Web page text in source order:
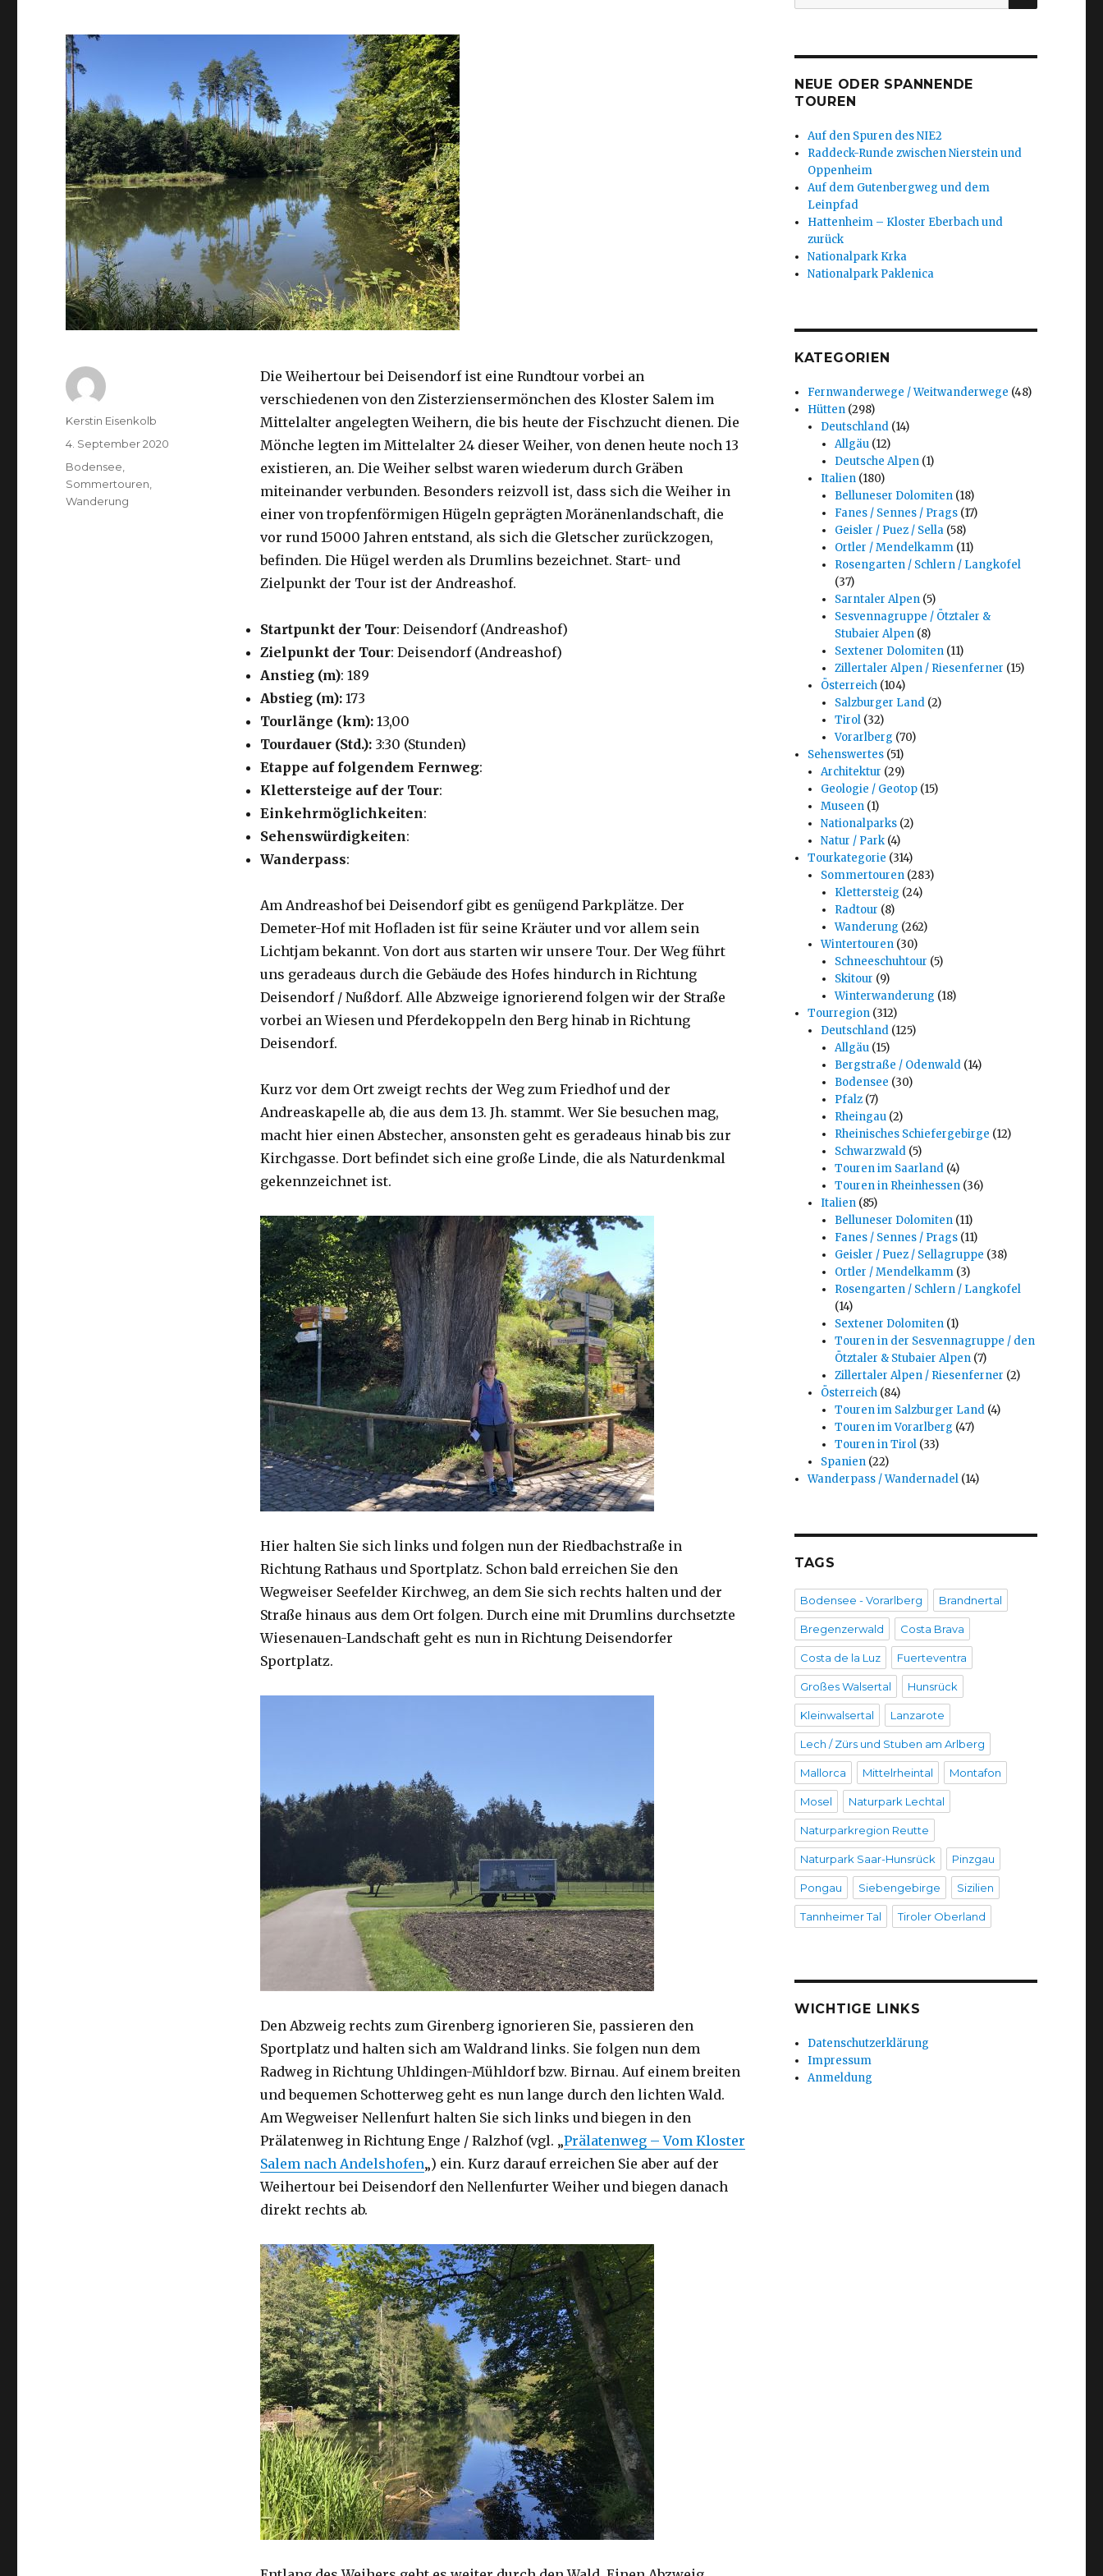
Die Weihertour bei Deisendorf ist eine Rundtour vorbei an
verschiedenen von den Zisterziensermönchen des Kloster Salem im
Mittelalter angelegten Weihern, die bis heute der Fischzucht dienen. Die
Mönche legten im Mittelalter 24 dieser Weiher, von denen heute noch 13
existieren, an. Die Weiher selbst waren wiederum durch Gräben
miteinander verbunden. Besonders reizvoll ist, dass sich die Weiher in
einer von tropfenförmigen Hügeln geprägten Moränenlandschaft, die
vor rund 15000 Jahren entstand, als sich die Gletscher zurückzogen,
befinden. Die Hügel werden als Drumlins bezeichnet. Start- und
Zielpunkt der Tour ist der Andreashof.
Startpunkt der Tour: Deisendorf (Andreashof)
Zielpunkt der Tour: Deisendorf (Andreashof)
Anstieg (m): 189
Abstieg (m):173
Tourlänge (km): 13,00
Tourdauer (Std.):3:30 (Stunden)
Etappe auf folgendem Fernweg:
Klettersteige auf der Tour:
Einkehrmöglichkeiten:
Sehenswürdigkeiten:
Wanderpass:
Am Andreashof bei Deisendorf gibt es genügend Parkplätze. Der
Demeter-Hof mit Hofladen ist für seine Kräuter und vor allem sein
Lichtjam bekannt. Von dort aus starten wir unsere Tour. Der Weg führt
uns geradeaus durch die Gebäude des Hofes hindurch in Richtung
Deisendorf / Nußdorf. Alle Abzweige ignorierend folgen wir der Straße
vorbei an Wiesen und Pferdekoppeln den Berg hinab in Richtung
Deisendorf.
Kurz vor dem Ort zweigt rechts der Weg zum Friedhof und der
Andreaskapelle ab, die aus dem 13. Jh. stammt. Wer Sie besuchen mag,
macht hier einen Abstecher, ansonsten geht es geradeaus hinab bis zur
Kirchgasse. Dort befindet sich eine große Linde, die als Naturdenkmal
gekennzeichnet ist.
Hier halten Sie sich links und folgen nun der Riedbachstraße in
Richtung Rathaus und Sportplatz. Schon bald erreichen Sie den
Wegweiser Seefelder Kirchweg, an dem Sie sich rechts halten und der
Straße hinaus aus dem Ort folgen. Durch eine mit Drumlins durchsetzte
Wiesenauen-Landschaft geht es nun in Richtung Deisendorfer
Sportplatz.
Den Abzweig rechts zum Girenberg ignorieren Sie, passieren den
Sportplatz und halten sich am Waldrand links. Sie folgen nun dem
Radweg in Richtung Uhldingen-Mühldorf bzw. Birnau. Auf einem breiten
und bequemen Schotterweg geht es nun lange durch den lichten Wald.
Am Wegweiser Nellenfurt halten Sie sich links und biegen in den
Prälatenweg in Richtung Enge / Ralzhof (vgl. „Prälatenweg – Vom Kloster
Salem nach Andelshofen„) ein. Kurz darauf erreichen Sie aber auf der
Weihertour bei Deisendorf den Nellenfurter Weiher und biegen danach
direkt rechts ab.
Autor
Kerstin Eisenkolb
Veröffentlicht
4. September 2020
Kategorien
Bodensee
Sommertouren
Wanderung
nach:
NEUE ODER SPANNENDE
TOUREN
Auf den Spuren des NIE2
Raddeck-Runde zwischen Nierstein und
Oppenheim
Auf dem Gutenbergweg und dem
Leinpfad
Hattenheim – Kloster Eberbach und
zurück
Nationalpark Krka
Nationalpark Paklenica
KATEGORIEN
Fernwanderwege / Weitwanderwege (48)
Hütten (298)
Deutschland (14)
Allgäu(12)
Deutsche Alpen(1)
Italien (180)
Belluneser Dolomiten(18)
Fanes / Sennes / Prags(17)
Geisler / Puez / Sella(58)
Ortler / Mendelkamm(11)
Rosengarten / Schlern / Langkofel
(37)
Sarntaler Alpen(5)
Sesvennagruppe / Ötztaler &
Stubaier Alpen(8)
Sextener Dolomiten(11)
Zillertaler Alpen / Riesenferner (15)
Österreich (104)
Salzburger Land(2)
Tirol(32)
Vorarlberg (70)
Sehenswertes (51)
Architektur (29)
Geologie / Geotop (15)
Museen (1)
Nationalparks (2)
Natur / Park (4)
Tourkategorie (314)
Sommertouren (283)
Klettersteig (24)
Radtour (8)
Wanderung (262)
Wintertouren (30)
Schneeschuhtour (5)
Skitour (9)
Winterwanderung (18)
Tourregion (312)
Deutschland (125)
Allgäu(15)
Bergstraße / Odenwald(14)
Bodensee (30)
Pfalz(7)
Rheingau(2)
Rheinisches Schiefergebirge (12)
Schwarzwald(5)
Touren im Saarland(4)
Touren in Rheinhessen(36)
Italien (85)
Belluneser Dolomiten(11)
Fanes / Sennes / Prags(11)
Geisler / Puez / Sellagruppe (38)
Ortler / Mendelkamm(3)
Rosengarten / Schlern / Langkofel
(14)
Sextener Dolomiten(1)
Touren in der Sesvennagruppe / den
Ötztaler & Stubaier Alpen(7)
Zillertaler Alpen / Riesenferner (2)
Österreich (84)
Touren im Salzburger Land(4)
Touren im Vorarlberg (47)
Touren in Tirol(33)
Spanien (22)
Wanderpass / Wandernadel (14)
TAGS
Bodensee - Vorarlberg Brandnertal
Bregenzerwald Costa Brava
Costa de la Luz Fuerteventra
Großes Walsertal Hunsrück
Kleinwalsertal Lanzarote
Lech / Zürs und Stuben am Arlberg
Mallorca Mittelrheintal Montafon
Mosel Naturpark Lechtal
Naturparkregion Reutte
Naturpark Saar-Hunsrück Pinzgau
Pongau Siebengebirge Sizilien
Tannheimer Tal Tiroler Oberland
WICHTIGE LINKS
Datenschutzerklärung
Impressum
Anmeldung